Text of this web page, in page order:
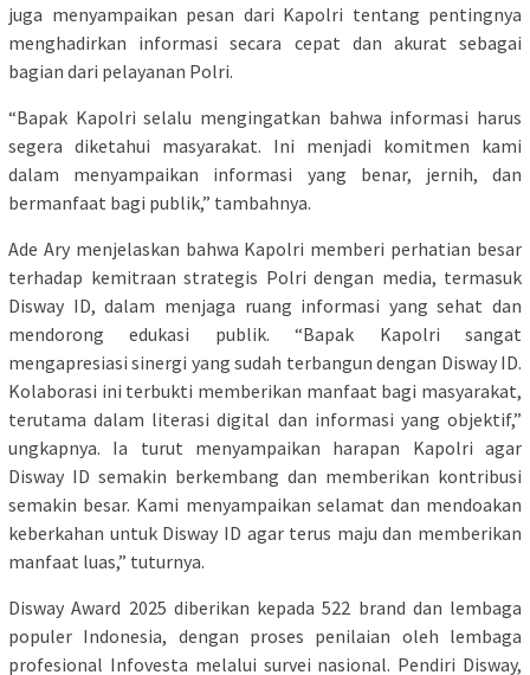
juga menyampaikan pesan dari Kapolri tentang pentingnya
menghadirkan informasi secara cepat dan akurat sebagai
bagian dari pelayanan Polri.
“Bapak Kapolri selalu mengingatkan bahwa informasi harus
segera diketahui masyarakat. Ini menjadi komitmen kami
dalam menyampaikan informasi yang benar, jernih, dan
bermanfaat bagi publik,” tambahnya.
Ade Ary menjelaskan bahwa Kapolri memberi perhatian besar
terhadap kemitraan strategis Polri dengan media, termasuk
Disway ID, dalam menjaga ruang informasi yang sehat dan
mendorong edukasi publik. “Bapak Kapolri sangat
mengapresiasi sinergi yang sudah terbangun dengan Disway ID.
Kolaborasi ini terbukti memberikan manfaat bagi masyarakat,
terutama dalam literasi digital dan informasi yang objektif,”
ungkapnya. Ia turut menyampaikan harapan Kapolri agar
Disway ID semakin berkembang dan memberikan kontribusi
semakin besar. Kami menyampaikan selamat dan mendoakan
keberkahan untuk Disway ID agar terus maju dan memberikan
manfaat luas,” tuturnya.
Disway Award 2025 diberikan kepada 522 brand dan lembaga
populer Indonesia, dengan proses penilaian oleh lembaga
profesional Infovesta melalui survei nasional. Pendiri Disway,